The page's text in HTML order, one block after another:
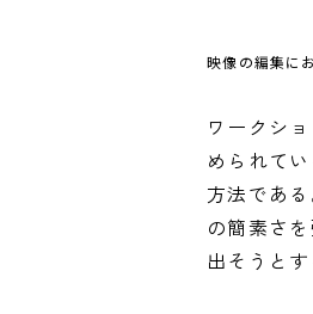
映像の編集に
ワークシ
められて
方法であ
の簡素さ
出そうとす